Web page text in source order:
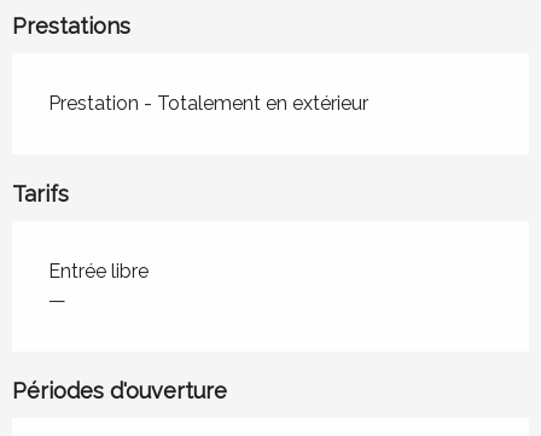
Prestations
Prestation - Totalement en extérieur
Tarifs
Tarifs 2026
Entrée libre
—
Périodes d'ouverture